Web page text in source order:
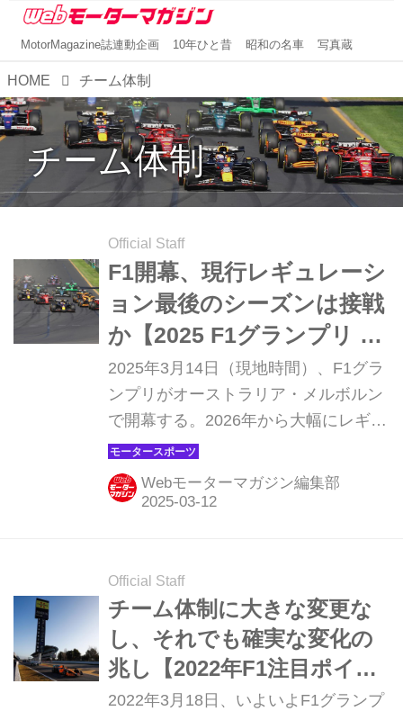
MotorMagazine誌連動企画 10年ひと昔 昭和の名車 写真蔵
HOME チーム体制
チーム体制
Official Staff
F1開幕、現行レギュレーシ
ョン最後のシーズンは接戦
か【2025 F1グランプリ プ
レビュー】
2025年3月14日（現地時間）、F1グラ
ンプリがオーストラリア・メルボルン
で開幕する。2026年から大幅にレギュ
レーションが変更されることが決まっ
ており、今季は来季以降の戦いを見据
えながら展開されることになる。それ
ギュレーション最後のシーズンだから
こそ激戦となりそうだ。
Webモーターマガジン編集部
Official Staff
チーム体制に大きな変更な
し、それでも確実な変化の
兆し【2022年F1注目ポイン
ト②】
2022年3月18日、いよいよF1グランプ